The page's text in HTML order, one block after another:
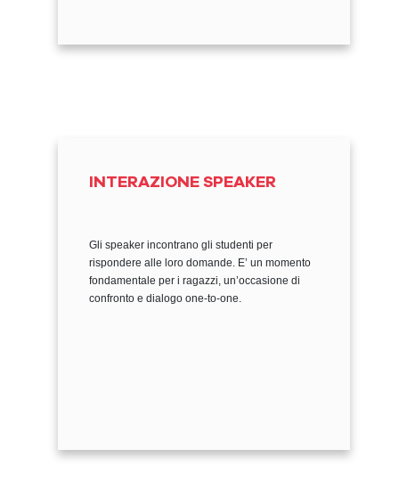
INTERAZIONE SPEAKER
Gli speaker incontrano gli studenti per
rispondere alle loro domande. E’ un momento
fondamentale per i ragazzi, un’occasione di
confronto e dialogo one-to-one.